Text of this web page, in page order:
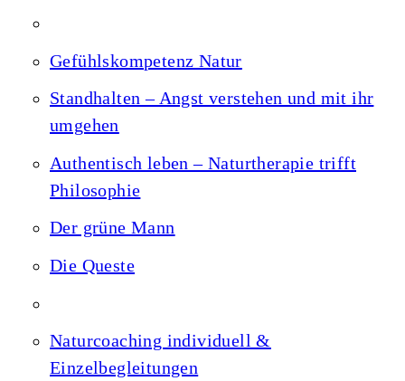
Gefühlskompetenz Natur
Standhalten – Angst verstehen und mit ihr
umgehen
Authentisch leben – Naturtherapie trifft
Philosophie
Der grüne Mann
Die Queste
Naturcoaching individuell &
Einzelbegleitungen